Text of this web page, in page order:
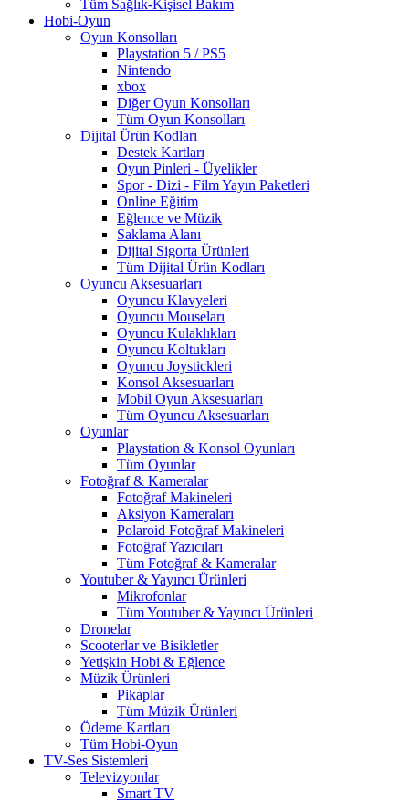
Tüm Sağlık-Kişisel Bakım
Hobi-Oyun
Oyun Konsolları
Playstation 5 / PS5
Nintendo
xbox
Diğer Oyun Konsolları
Tüm Oyun Konsolları
Dijital Ürün Kodları
Destek Kartları
Oyun Pinleri - Üyelikler
Spor - Dizi - Film Yayın Paketleri
Online Eğitim
Eğlence ve Müzik
Saklama Alanı
Dijital Sigorta Ürünleri
Tüm Dijital Ürün Kodları
Oyuncu Aksesuarları
Oyuncu Klavyeleri
Oyuncu Mouseları
Oyuncu Kulaklıkları
Oyuncu Koltukları
Oyuncu Joystickleri
Konsol Aksesuarları
Mobil Oyun Aksesuarları
Tüm Oyuncu Aksesuarları
Oyunlar
Playstation & Konsol Oyunları
Tüm Oyunlar
Fotoğraf & Kameralar
Fotoğraf Makineleri
Aksiyon Kameraları
Polaroid Fotoğraf Makineleri
Fotoğraf Yazıcıları
Tüm Fotoğraf & Kameralar
Youtuber & Yayıncı Ürünleri
Mikrofonlar
Tüm Youtuber & Yayıncı Ürünleri
Dronelar
Scooterlar ve Bisikletler
Yetişkin Hobi & Eğlence
Müzik Ürünleri
Pikaplar
Tüm Müzik Ürünleri
Ödeme Kartları
Tüm Hobi-Oyun
TV-Ses Sistemleri
Televizyonlar
Smart TV